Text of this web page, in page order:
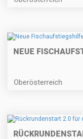
NEUE
Oberösterreich